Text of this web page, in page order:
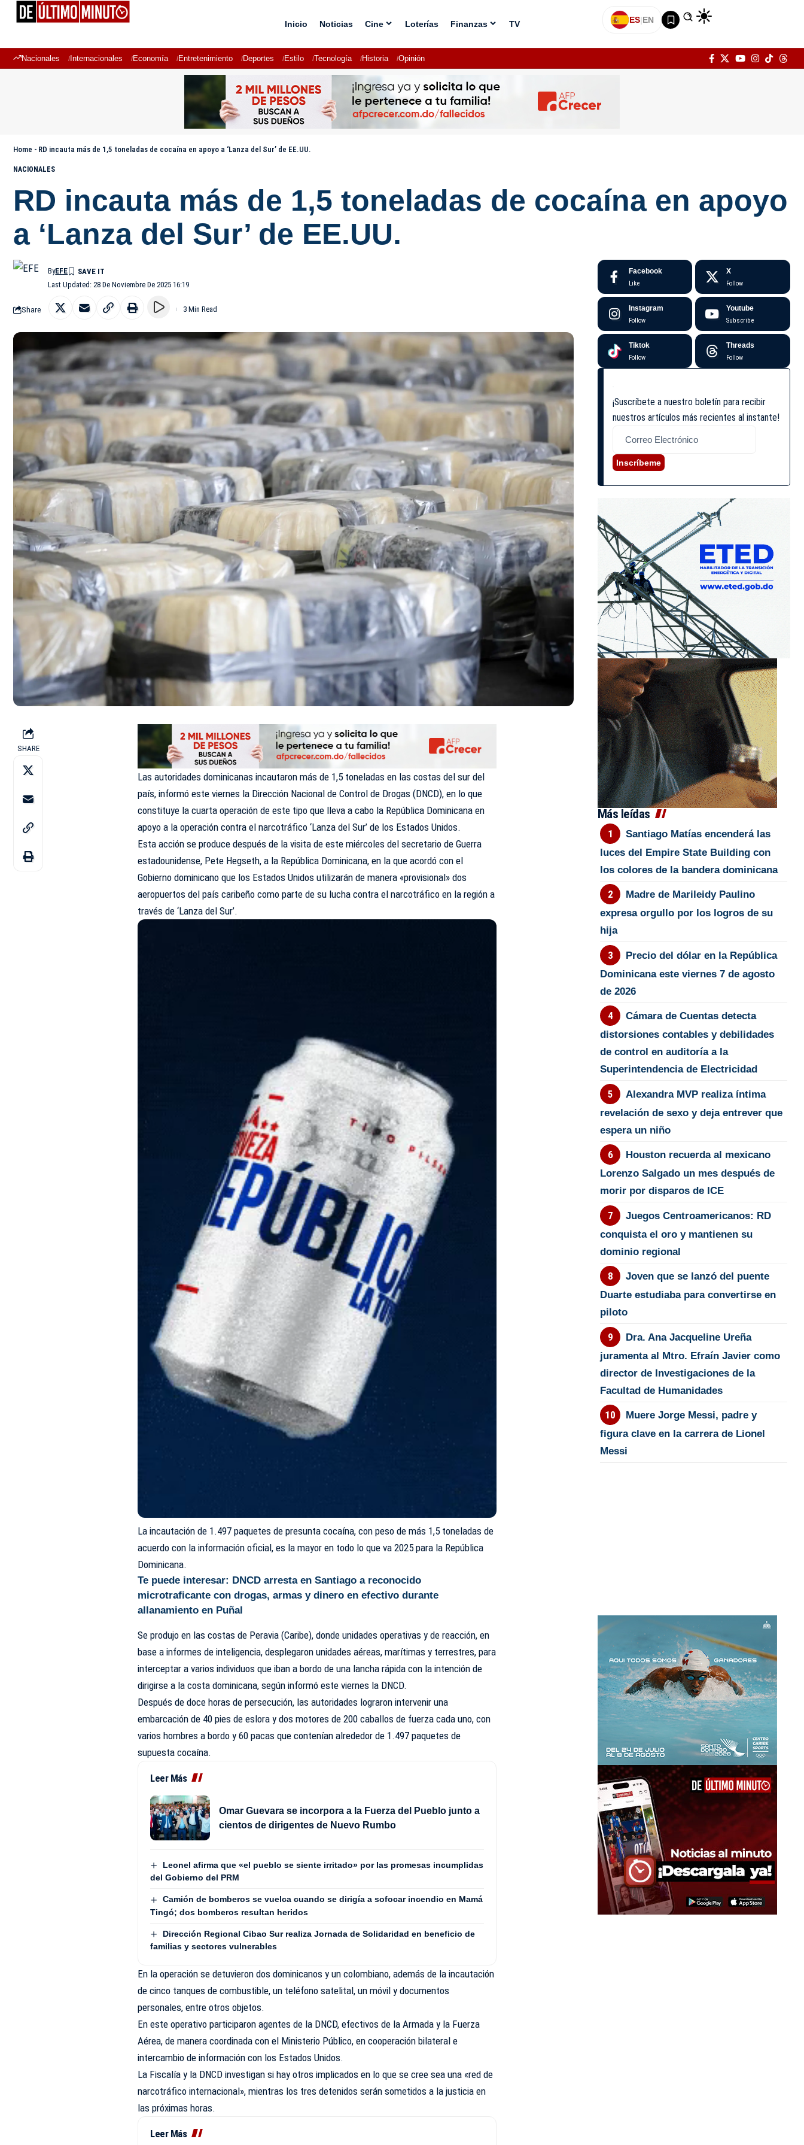
Inicio Noticias Cine Loterías Finanzas TV ES|EN
Nacionales Internacionales Economía Entretenimiento Deportes Estilo Tecnología Historia Opinión
Home - RD incauta más de 1,5 toneladas de cocaína en apoyo a ‘Lanza del Sur’ de EE.UU.
NACIONALES
RD incauta más de 1,5 toneladas de cocaína en apoyo
a ‘Lanza del Sur’ de EE.UU.
Last Updated: 28 De Noviembre De 2025 16:19
ByEFE
Share 3 Min Read
SHARE
Las autoridades dominicanas incautaron más de 1,5 toneladas en las costas del sur del
país, informó este viernes la Dirección Nacional de Control de Drogas(DNCD), en lo que
constituye la cuarta operación de este tipo que lleva a cabo la República Dominicana en
apoyo a la operación contra el narcotráfico ‘Lanza del Sur’ de los Estados Unidos.
Esta acción se produce después de la visita de este miércoles del secretario de Guerra
estadounidense, Pete Hegseth, a la República Dominicana, en la que acordó con el
Gobierno dominicano que los Estados Unidos utilizarán de manera «provisional» dos
aeropuertos del país caribeño como parte de su lucha contra el narcotráfico en la región a
través de ‘Lanza del Sur’.
La incautación de 1.497 paquetes de presunta cocaína, con peso de más 1,5 toneladas de
acuerdo con la información oficial, es la mayor en todo lo que va 2025 para la República
Dominicana.
Te puede interesar: DNCD arresta en Santiago a reconocido
microtraficante con drogas, armas y dinero en efectivo durante
allanamiento en Puñal
Se produjo en las costas de Peravia (Caribe), donde unidades operativas y de reacción, en
base a informes de inteligencia, desplegaron unidades aéreas, marítimas y terrestres, para
interceptar a varios individuos que iban a bordo de una lancha rápida con la intención de
dirigirse a la costa dominicana, según informó este viernes la DNCD.
Después de doce horas de persecución, las autoridades lograron intervenir una
embarcación de 40 pies de eslora y dos motores de 200 caballos de fuerza cada uno, con
varios hombres a bordo y 60 pacas que contenían alrededor de 1.497 paquetes de
supuesta cocaína.
Leer Más
Omar Guevara se incorpora a la Fuerza del Pueblo junto a
cientos de dirigentes de Nuevo Rumbo
Leonel afirma que «el pueblo se siente irritado» por las promesas incumplidas
del Gobierno del PRM
Camión de bomberos se vuelca cuando se dirigía a sofocar incendio en Mamá
Tingó; dos bomberos resultan heridos
Dirección Regional Cibao Sur realiza Jornada de Solidaridad en beneficio de
familias y sectores vulnerables
En la operación se detuvieron dos dominicanos y un colombiano, además de la incautación
de cinco tanques de combustible, un teléfono satelital, un móvil y documentos
personales, entre otros objetos.
En este operativo participaron agentes de la DNCD, efectivos de la Armada y la Fuerza
Aérea, de manera coordinada con el Ministerio Público, en cooperación bilateral e
intercambio de información con los Estados Unidos.
La Fiscalía y la DNCD investigan si hay otros implicados en lo que se cree sea una «red de
narcotráfico internacional», mientras los tres detenidos serán sometidos a la justicia en
las próximas horas.
Leer Más
Facebook
Like
X
Follow
Instagram
Follow
Youtube
Subscribe
Tiktok
Follow
Threads
Follow
¡Suscríbete a nuestro boletín para recibir
nuestros artículos más recientes al instante!
Inscríbeme
Más leídas
Santiago Matías encenderá las
luces del Empire State Building con
los colores de la bandera dominicana
Madre de Marileidy Paulino
expresa orgullo por los logros de su
hija
Precio del dólar en la República
Dominicana este viernes 7 de agosto
de 2026
Cámara de Cuentas detecta
distorsiones contables y debilidades
de control en auditoría a la
Superintendencia de Electricidad
Alexandra MVP realiza íntima
revelación de sexo y deja entrever que
espera un niño
Houston recuerda al mexicano
Lorenzo Salgado un mes después de
morir por disparos de ICE
Juegos Centroamericanos: RD
conquista el oro y mantienen su
dominio regional
Joven que se lanzó del puente
Duarte estudiaba para convertirse en
piloto
Dra. Ana Jacqueline Ureña
juramenta al Mtro. Efraín Javier como
director de Investigaciones de la
Facultad de Humanidades
Muere Jorge Messi, padre y
figura clave en la carrera de Lionel
Messi